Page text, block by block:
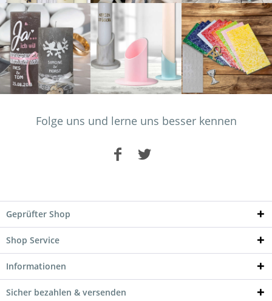
Folge uns und lerne uns besser kennen
Geprüfter Shop
Shop Service
Informationen
Sicher bezahlen & versenden